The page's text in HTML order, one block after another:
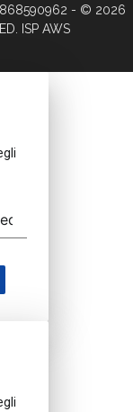
- © 2026
ISP AWS